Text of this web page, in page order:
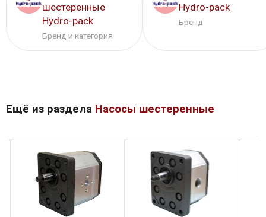
шестеренные
Hydro-pack
Бренд и категория
Hydro-pack
Бренд
Ещё из раздела Насосы шестеренные